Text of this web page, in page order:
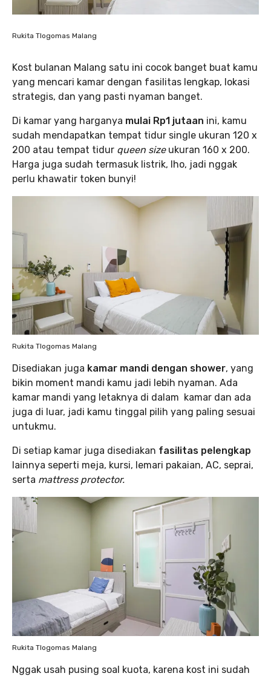
Rukita Tlogomas Malang
Kost bulanan Malang satu ini cocok banget buat kamu
yang mencari kamar dengan fasilitas lengkap, lokasi
strategis, dan yang pasti nyaman banget.
Di kamar yang harganya mulai Rp1 jutaan ini, kamu
sudah mendapatkan tempat tidur single ukuran 120 x
200 atau tempat tidur queen size ukuran 160 x 200.
Harga juga sudah termasuk listrik, lho, jadi nggak
perlu khawatir token bunyi!
Rukita Tlogomas Malang
Disediakan juga kamar mandi dengan shower, yang
bikin moment mandi kamu jadi lebih nyaman. Ada
kamar mandi yang letaknya di dalam kamar dan ada
juga di luar, jadi kamu tinggal pilih yang paling sesuai
untukmu.
Di setiap kamar juga disediakan fasilitas pelengkap
lainnya seperti meja, kursi, lemari pakaian, AC, seprai,
serta mattress protector.
Rukita Tlogomas Malang
Nggak usah pusing soal kuota, karena kost ini sudah